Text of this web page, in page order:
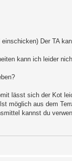
Der TA
kann ich leider
lässt sich der Kot
möglich aus dem
kannst du